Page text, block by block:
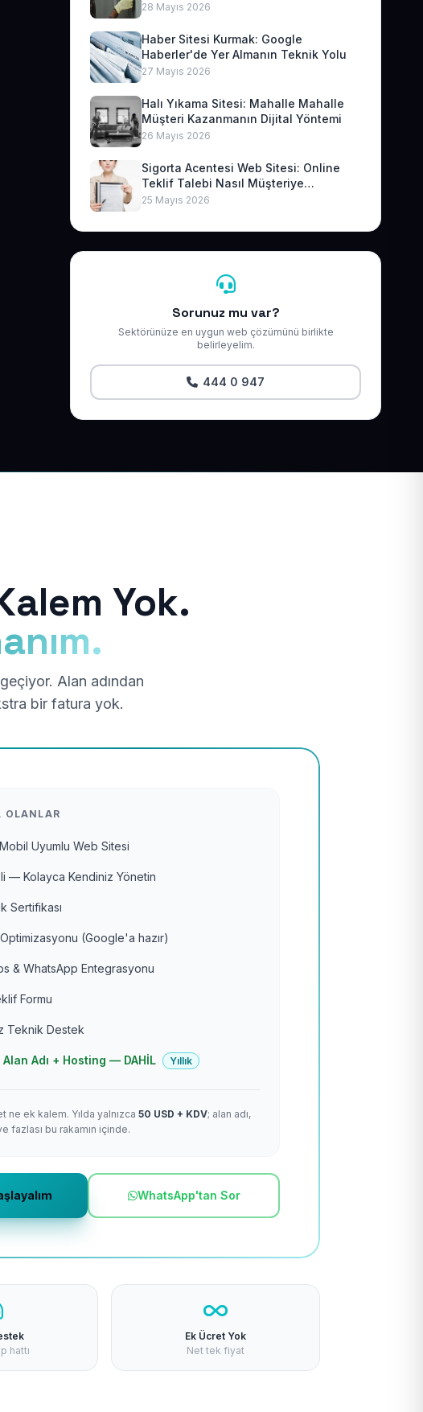
28 Mayıs 2026
Haber Sitesi Kurmak: Google
Haberler'de Yer Almanın Teknik Yolu
27 Mayıs 2026
Halı Yıkama Sitesi: Mahalle Mahalle
Müşteri Kazanmanın Dijital Yöntemi
26 Mayıs 2026
Sigorta Acentesi Web Sitesi: Online
Teklif Talebi Nasıl Müşteriye
Dönüşür?
25 Mayıs 2026
Sorunuz mu var?
Sektörünüze en uygun web çözümünü birlikte
belirleyelim.
444 0 947
Yok.
Alan adından
bir fatura yok.
OLANLAR
Uyumlu Web Sitesi
— Kolayca Kendiniz Yönetin
Sertifikası
(Google'a hazır)
& WhatsApp Entegrasyonu
Formu
Teknik Destek
Adı + Hosting — DAHİL Yıllık
ne ek kalem. Yılda yalnızca 50 USD + KDV; alan adı,
fazlası bu rakamın içinde.
WhatsApp'tan Sor
hattı
Ek Ücret Yok
Net tek fiyat